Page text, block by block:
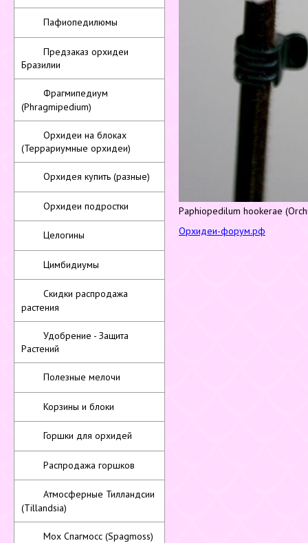
Пафиопедилюмы
Предзаказ орхидеи
Бразилии
Фрагмипедиум
(Phragmipedium)
Орхидеи на блоках
(Террариумные орхидеи)
Орхидея купить (разные)
Орхидеи подростки
Целогины
Цимбидиумы
Скидки распродажа
растения
Удобрение - Защита
Растений
Полезные мелочи
Корзины и блоки
Горшки для орхидей
Распродажа горшков
Атмосферные Тилландсии
(Tillandsia)
Мох Спагмосс (Spagmoss)
Paphiopedilum hookerae
Орхидеи-форум.рф